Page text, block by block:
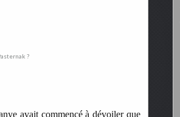
avait commencé à dévoiler que